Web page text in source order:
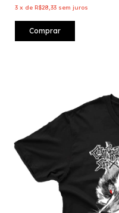
3 x de R$28,33 sem juros
Comprar